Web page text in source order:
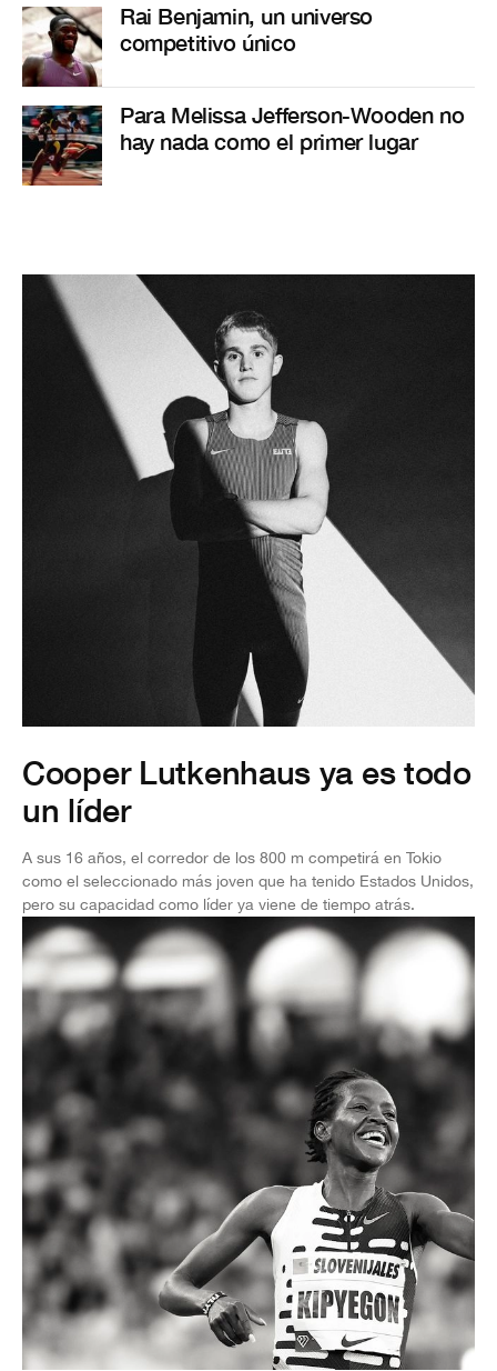
Rai Benjamin, un universo
competitivo único
Para Melissa Jefferson-Wooden no
hay nada como el primer lugar
Cooper Lutkenhaus ya es todo
un líder
A sus 16 años, el corredor de los 800 m competirá en Tokio
como el seleccionado más joven que ha tenido Estados Unidos,
pero su capacidad como líder ya viene de tiempo atrás.